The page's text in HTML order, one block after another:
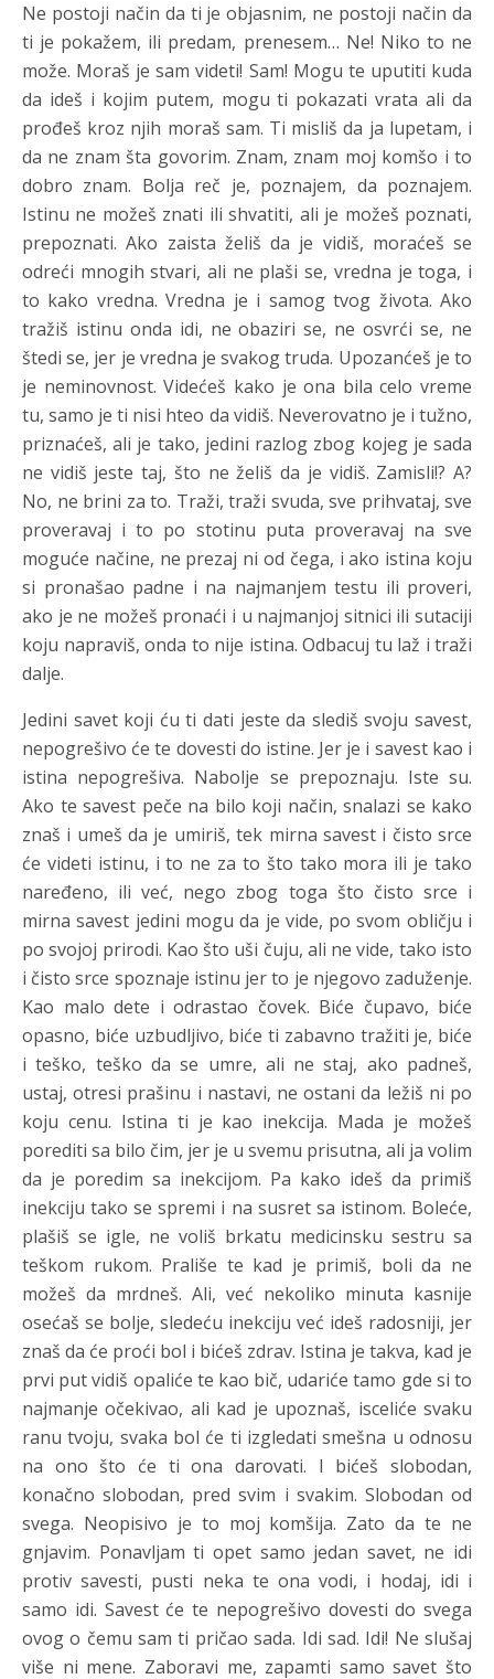
Ne postoji način da ti je objasnim, ne postoji način da
ti je pokažem, ili predam, prenesem… Ne! Niko to ne
može. Moraš je sam videti! Sam! Mogu te uputiti kuda
da ideš i kojim putem, mogu ti pokazati vrata ali da
prođeš kroz njih moraš sam. Ti misliš da ja lupetam, i
da ne znam šta govorim. Znam, znam moj komšo i to
dobro znam. Bolja reč je, poznajem, da poznajem.
Istinu ne možeš znati ili shvatiti, ali je možeš poznati,
prepoznati. Ako zaista želiš da je vidiš, moraćeš se
odreći mnogih stvari, ali ne plaši se, vredna je toga, i
to kako vredna. Vredna je i samog tvog života. Ako
tražiš istinu onda idi, ne obaziri se, ne osvrći se, ne
štedi se, jer je vredna je svakog truda. Upozanćeš je to
je neminovnost. Videćeš kako je ona bila celo vreme
tu, samo je ti nisi hteo da vidiš. Neverovatno je i tužno,
priznaćeš, ali je tako, jedini razlog zbog kojeg je sada
ne vidiš jeste taj, što ne želiš da je vidiš. Zamisli!? A?
No, ne brini za to. Traži, traži svuda, sve prihvataj, sve
proveravaj i to po stotinu puta proveravaj na sve
moguće načine, ne prezaj ni od čega, i ako istina koju
si pronašao padne i na najmanjem testu ili proveri,
ako je ne možeš pronaći i u najmanjoj sitnici ili sutaciji
koju napraviš, onda to nije istina. Odbacuj tu laž i traži
dalje.
Jedini savet koji ću ti dati jeste da slediš svoju savest,
nepogrešivo će te dovesti do istine. Jer je i savest kao i
istina nepogrešiva. Nabolje se prepoznaju. Iste su.
Ako te savest peče na bilo koji način, snalazi se kako
znaš i umeš da je umiriš, tek mirna savest i čisto srce
će videti istinu, i to ne za to što tako mora ili je tako
naređeno, ili već, nego zbog toga što čisto srce i
mirna savest jedini mogu da je vide, po svom obličju i
po svojoj prirodi. Kao što uši čuju, ali ne vide, tako isto
i čisto srce spoznaje istinu jer to je njegovo zaduženje.
Kao malo dete i odrastao čovek. Biće čupavo, biće
opasno, biće uzbudljivo, biće ti zabavno tražiti je, biće
i teško, teško da se umre, ali ne staj, ako padneš,
ustaj, otresi prašinu i nastavi, ne ostani da ležiš ni po
koju cenu. Istina ti je kao inekcija. Mada je možeš
porediti sa bilo čim, jer je u svemu prisutna, ali ja volim
da je poredim sa inekcijom. Pa kako ideš da primiš
inekciju tako se spremi i na susret sa istinom. Boleće,
plašiš se igle, ne voliš brkatu medicinsku sestru sa
teškom rukom. Prališe te kad je primiš, boli da ne
možeš da mrdneš. Ali, već nekoliko minuta kasnije
osećaš se bolje, sledeću inekciju već ideš radosniji, jer
znaš da će proći bol i bićeš zdrav. Istina je takva, kad je
prvi put vidiš opaliće te kao bič, udariće tamo gde si to
najmanje očekivao, ali kad je upoznaš, isceliće svaku
ranu tvoju, svaka bol će ti izgledati smešna u odnosu
na ono što će ti ona darovati. I bićeš slobodan,
konačno slobodan, pred svim i svakim. Slobodan od
svega. Neopisivo je to moj komšija. Zato da te ne
gnjavim. Ponavljam ti opet samo jedan savet, ne idi
protiv savesti, pusti neka te ona vodi, i hodaj, idi i
samo idi. Savest će te nepogrešivo dovesti do svega
ovog o čemu sam ti pričao sada. Idi sad. Idi! Ne slušaj
više ni mene. Zaboravi me, zapamti samo savet što